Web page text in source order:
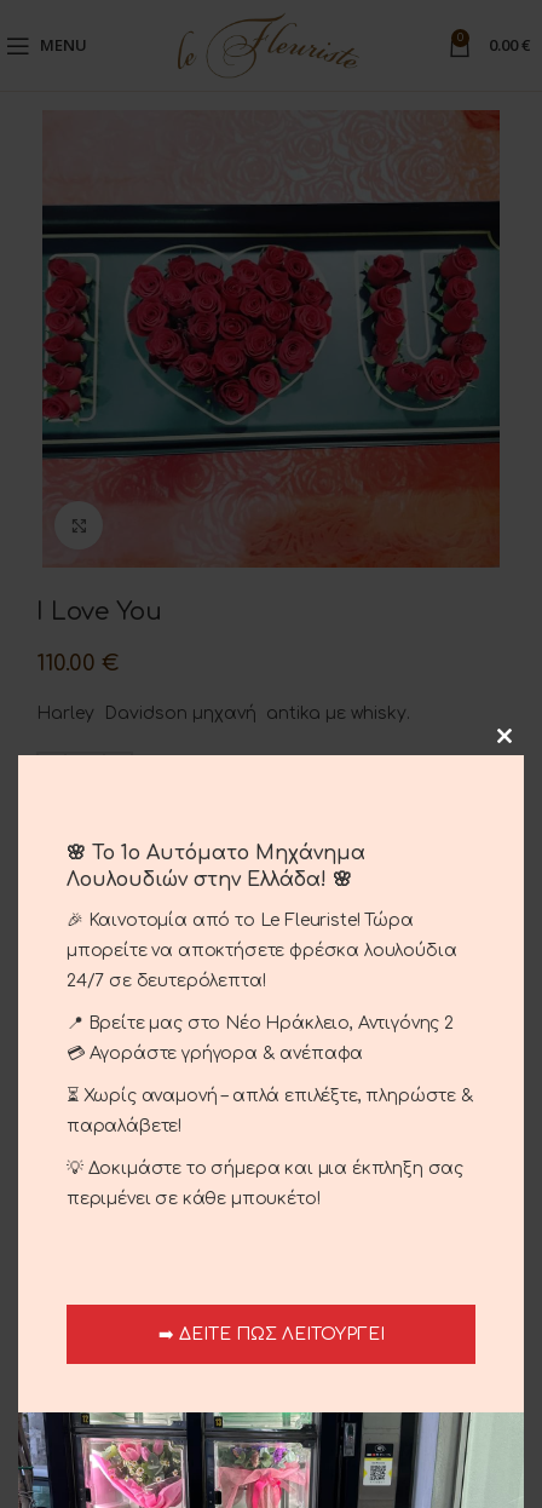
MENU 0 0.00€
I Love You
110.00 €
Harley Davidson μηχανή antika με whisky.
Σύγκριση Αγαπημένο
Κωδικός προϊόντος: 14-45
Κατηγορίες: Αγίου Βαλεντίνου
Share:
Περιγραφή
Τριαντάφυλλα με γράμματα I LOVE YOU.
Σχετικά προϊόντα
🌸 Το 1ο Αυτόματο Μηχάνημα
Λουλουδιών στην Ελλάδα! 🌸
🎉 Καινοτομία από το Le Fleuriste! Τώρα
μπορείτε να αποκτήσετε φρέσκα λουλούδια
24/7 σε δευτερόλεπτα!
📍 Βρείτε μας στο Νέο Ηράκλειο, Αντιγόνης 2
💳 Αγοράστε γρήγορα & ανέπαφα
⏳ Χωρίς αναμονή – απλά επιλέξτε, πληρώστε &
παραλάβετε!
💡 Δοκιμάστε το σήμερα και μια έκπληξη σας
περιμένει σε κάθε μπουκέτο!
➡️ ΔΕΙΤΕ ΠΩΣ ΛΕΙΤΟΥΡΓΕΙ